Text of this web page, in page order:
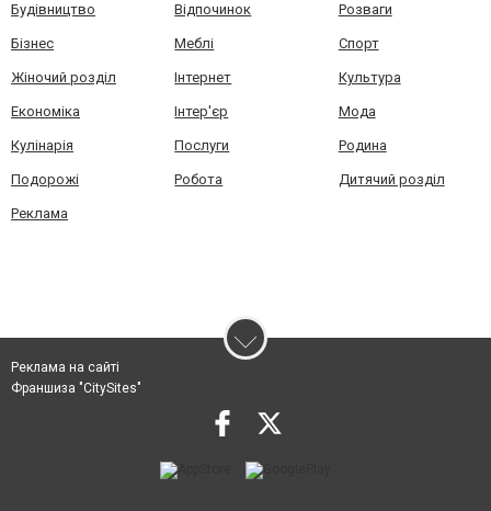
Будівництво Відпочинок Розваги
Бізнес Меблі Спорт
Жіночий розділ Інтернет Культура
Економіка Інтер'єр Мода
Кулінарія Послуги Родина
Подорожі Робота Дитячий розділ
Реклама
Реклама на сайті
Франшиза "CitySites"